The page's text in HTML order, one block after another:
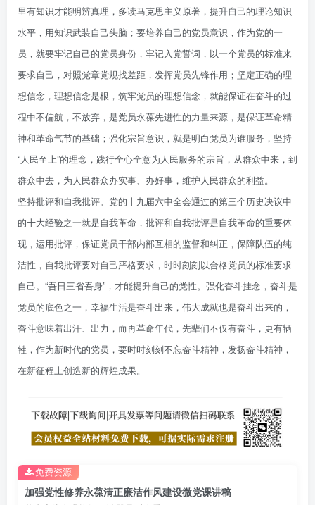
里有知识才能明辨真理，多读马克思主义原著，提升自己的理论知识
水平，用知识武装自己头脑；要培养自己的党员意识，作为党的一
员，就要牢记自己的党员身份，牢记入党誓词，以一个党员的标准来
要求自己，对照党章党规找差距，发挥党员先锋作用；坚定正确的理
想信念，理想信念是根，筑牢党员的理想信念，就能保证在奋斗的过
程中不偏航，不放弃，是党员永葆先进性的力量来源，是保证革命精
神和革命气节的基础；强化宗旨意识，就是明白党员为谁服务，坚持
“人民至上”的理念，践行全心全意为人民服务的宗旨，从群众中来，到
群众中去，为人民群众办实事、办好事，维护人民群众的利益。
坚持批评和自我批评。党的十九届六中全会通过的第三个历史决议中
的十大经验之一就是自我革命，批评和自我批评是自我革命的重要体
现，运用批评，保证党员干部内部互相的监督和纠正，保障队伍的纯
洁性，自我批评要对自己严格要求，时时刻刻以合格党员的标准要求
自己。“吾日三省吾身”，才能提升自己的党性。强化奋斗挂念，奋斗是
党员的底色之一，幸福生活是奋斗出来，伟大成就也是奋斗出来的，
奋斗意味着出汗、出力，而再革命年代，先辈们不仅有奋斗，更有牺
牲，作为新时代的党员，要时时刻刻不忘奋斗精神，发扬奋斗精神，
在新征程上创造新的辉煌成果。
加强党性修养永葆清正廉洁作风建设微党课讲稿
免费资源